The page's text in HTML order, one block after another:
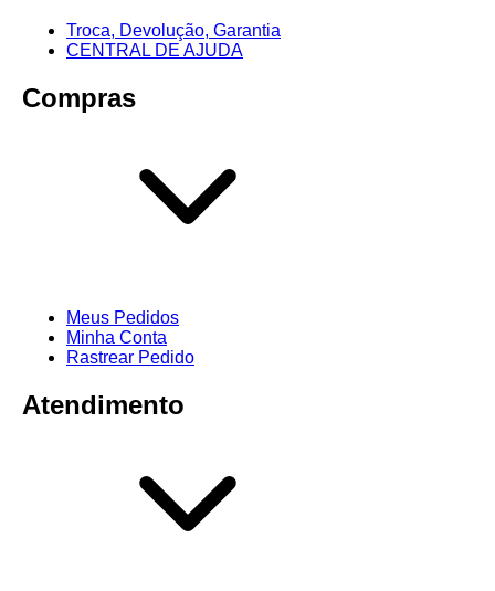
Troca, Devolução, Garantia
CENTRAL DE AJUDA
Compras
Meus Pedidos
Minha Conta
Rastrear Pedido
Atendimento